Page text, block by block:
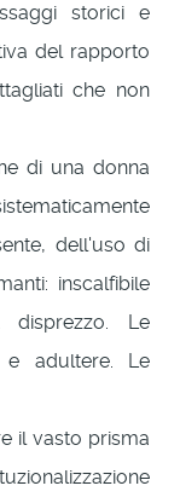
storici e
del rapporto
che non
di una donna
dell'uso di
inscalfibile
Le
e adultere. Le
il vasto prisma